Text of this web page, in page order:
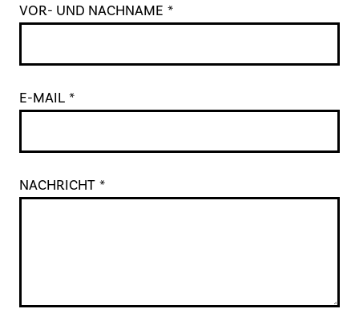
VOR- UND NACHNAME *
E-MAIL *
NACHRICHT *